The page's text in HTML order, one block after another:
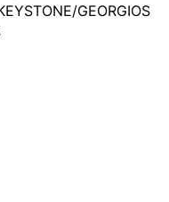
GEORGIOS